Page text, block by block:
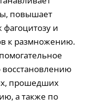
повышает
фагоцитозу и
к размножению.
прошедших
а также по